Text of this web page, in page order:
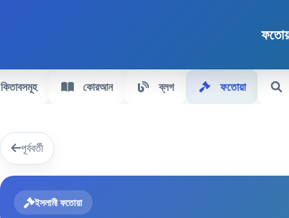
কিতাবসমূহ কোরআন ব্লগ ফতোয়া
পূর্ববর্তী
ইসলামী ফতোয়া